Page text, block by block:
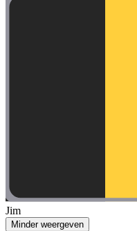
Jim
Minder weergeven